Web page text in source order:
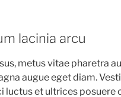
lacinia arcu
metus vitae pharetra
augue eget diam.
luctus et ultrices posuere